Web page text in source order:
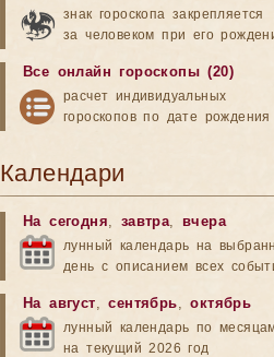
знак гороскопа закрепляется
за человеком при его
Все онлайн гороскопы (20)
расчет индивидуальных
гороскопов по дате рождения
Календари
На сегодня, завтра,вчера
лунный календарь на
день с описанием всех
На август,сентябрь,октябрь
лунный календарь по
на текущий 2026 год